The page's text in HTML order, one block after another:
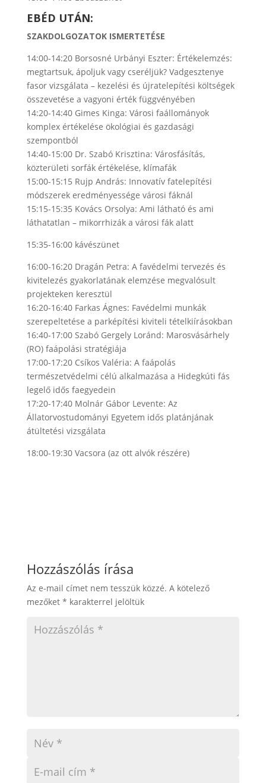
EBÉD UTÁN:
SZAKDOLGOZATOK ISMERTETÉSE
14:00-14:20 Borsosné Urbányi Eszter: Értékelemzés:
megtartsuk, ápoljuk vagy cseréljük? Vadgesztenye
fasor vizsgálata – kezelési és újratelepítési költségek
összevetése a vagyoni érték függvényében
14:20-14:40 Gimes Kinga: Városi faállományok
komplex értékelése ökológiai és gazdasági
szempontból
14:40-15:00 Dr. Szabó Krisztina: Városfásítás,
közterületi sorfák értékelése, klímafák
15:00-15:15 Rujp András: Innovatív fatelepítési
módszerek eredményessége városi fáknál
15:15-15:35 Kovács Orsolya: Ami látható és ami
láthatatlan – mikorrhizák a városi fák alatt
15:35-16:00 kávészünet
16:00-16:20 Dragán Petra: A favédelmi tervezés és
kivitelezés gyakorlatának elemzése megvalósult
projekteken keresztül
16:20-16:40 Farkas Ágnes: Favédelmi munkák
szerepeltetése a parképítési kiviteli tételkiírásokban
16:40-17:00 Szabó Gergely Loránd: Marosvásárhely
(RO) faápolási stratégiája
17:00-17:20 Csíkos Valéria: A faápolás
természetvédelmi célú alkalmazása a Hidegkúti fás
legelő idős faegyedein
17:20-17:40 Molnár Gábor Levente: Az
Állatorvostudományi Egyetem idős platánjának
átültetési vizsgálata
18:00-19:30 Vacsora (az ott alvók részére)
Hozzászólás írása
Az e-mail címet nem tesszük közzé. A kötelező
mezőket * karakterrel jelöltük